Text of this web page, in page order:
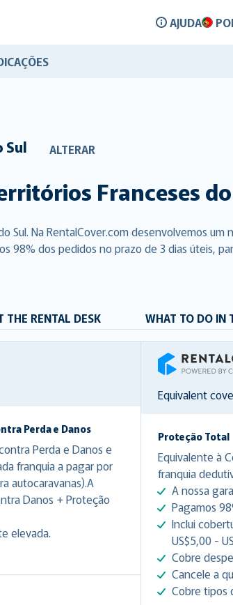
AJUDA
Sul ALTERAR
Franceses
Sul. Na RentalCover.com desenvolvemos
98% dos pedidos no prazo de 3 dias úteis,
THE RENTAL DESK WHAT TO DO IN
Perda e Danos
Perda e Danos e
franquia a pagar por
autocaravanas).A
Danos + Proteção
elevada.
RentalCover
Equivalent
Proteção Total
Equivalente à
franquia
A nossa
Pagamos
Inclui
US$5,00 -
Cobre
Cancele a
Cobre tipos